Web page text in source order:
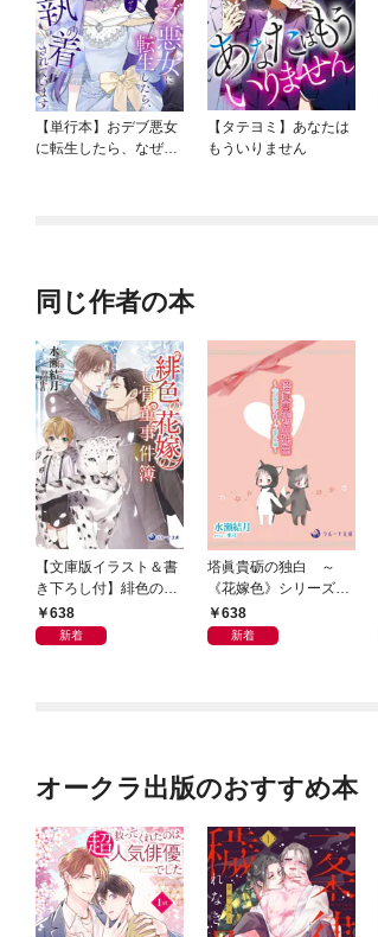
【単行本】おデブ悪女
に転生したら、なぜか
【タテヨミ】あなたは
もういりません
同じ作者の本
【文庫版イラスト＆書
き下ろし付】緋色の花
嫁の骨董事件簿
638
新着
塔眞貴砺の独白 ～
《花嫁色》シリーズ番
外編～
638
新着
オークラ出版のおすすめ本